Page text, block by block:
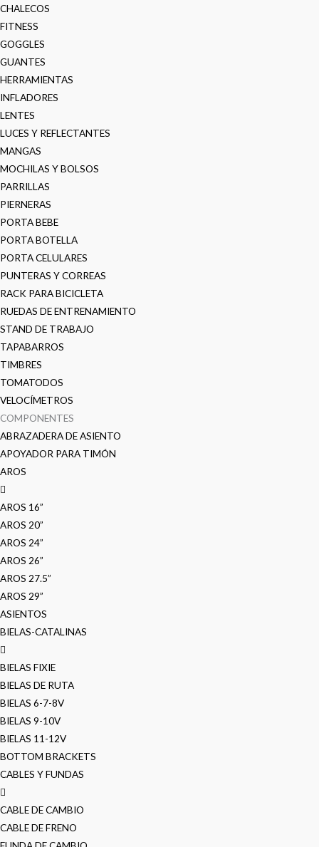
CHALECOS
FITNESS
GOGGLES
GUANTES
HERRAMIENTAS
INFLADORES
LENTES
LUCES Y REFLECTANTES
MANGAS
MOCHILAS Y BOLSOS
PARRILLAS
PIERNERAS
PORTA BEBE
PORTA BOTELLA
PORTA CELULARES
PUNTERAS Y CORREAS
RACK PARA BICICLETA
RUEDAS DE ENTRENAMIENTO
STAND DE TRABAJO
TAPABARROS
TIMBRES
TOMATODOS
VELOCÍMETROS
COMPONENTES
ABRAZADERA DE ASIENTO
APOYADOR PARA TIMÓN
AROS
AROS 16”
AROS 20”
AROS 24”
AROS 26”
AROS 27.5”
AROS 29”
ASIENTOS
BIELAS-CATALINAS
BIELAS FIXIE
BIELAS DE RUTA
BIELAS 6-7-8V
BIELAS 9-10V
BIELAS 11-12V
BOTTOM BRACKETS
CABLES Y FUNDAS
CABLE DE CAMBIO
CABLE DE FRENO